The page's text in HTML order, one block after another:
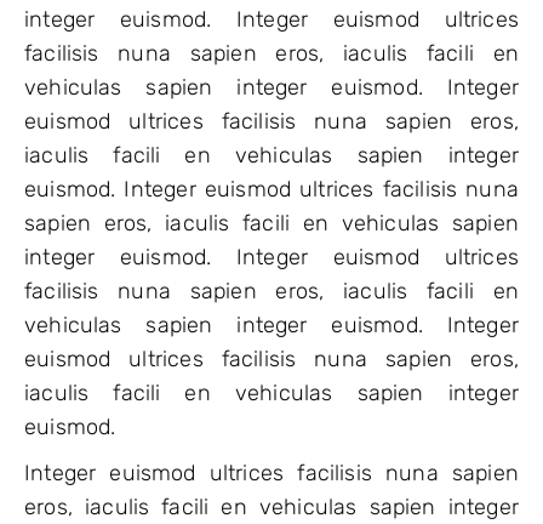
integer euismod. Integer euismod ultrices
facilisis nuna sapien eros, iaculis facili en
vehiculas sapien integer euismod. Integer
euismod ultrices facilisis nuna sapien eros,
iaculis facili en vehiculas sapien integer
euismod. Integer euismod ultrices facilisis nuna
sapien eros, iaculis facili en vehiculas sapien
integer euismod. Integer euismod ultrices
facilisis nuna sapien eros, iaculis facili en
vehiculas sapien integer euismod. Integer
euismod ultrices facilisis nuna sapien eros,
iaculis facili en vehiculas sapien integer
euismod.
Integer euismod ultrices facilisis nuna sapien
eros, iaculis facili en vehiculas sapien integer